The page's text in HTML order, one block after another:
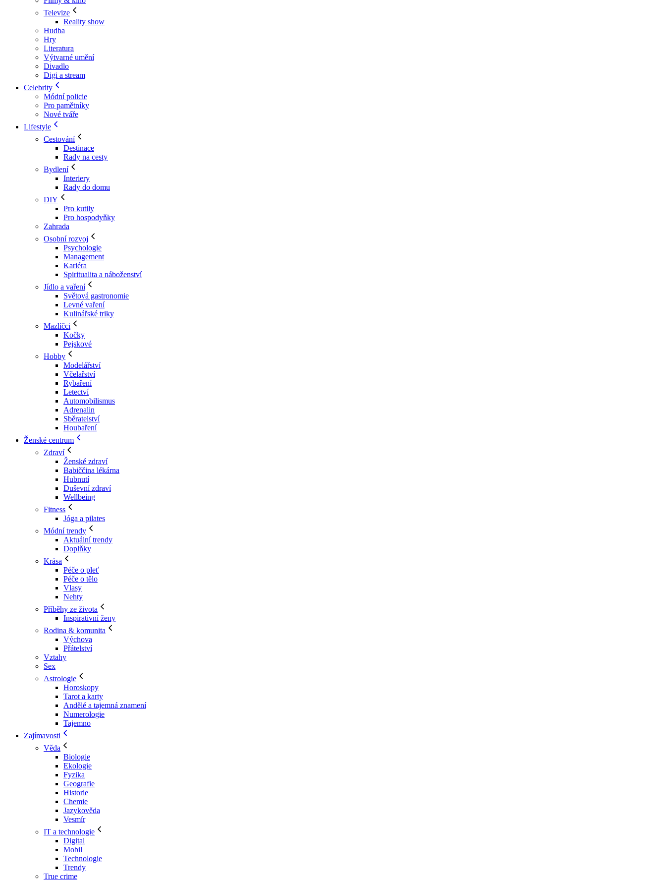
Televize
Reality show
Hudba
Hry
Literatura
Výtvarné umění
Divadlo
Digi a stream
Celebrity
Módní policie
Pro pamětníky
Nové tváře
Lifestyle
Cestování
Destinace
Rady na cesty
Bydlení
Interiery
Rady do domu
DIY
Pro kutily
Pro hospodyňky
Zahrada
Osobní rozvoj
Psychologie
Management
Kariéra
Spiritualita a náboženství
Jídlo a vaření
Světová gastronomie
Levné vaření
Kulinářské triky
Mazlíčci
Kočky
Pejskové
Hobby
Modelářství
Včelařství
Rybaření
Letectví
Automobilismus
Adrenalin
Sběratelství
Houbaření
Ženské centrum
Zdraví
Ženské zdraví
Babiččina lékárna
Hubnutí
Duševní zdraví
Wellbeing
Fitness
Jóga a pilates
Módní trendy
Aktuální trendy
Doplňky
Krása
Péče o pleť
Péče o tělo
Vlasy
Nehty
Příběhy ze života
Inspirativní ženy
Rodina & komunita
Výchova
Přátelství
Vztahy
Sex
Astrologie
Horoskopy
Tarot a karty
Andělé a tajemná znamení
Numerologie
Tajemno
Zajímavosti
Věda
Biologie
Ekologie
Fyzika
Geografie
Historie
Chemie
Jazykověda
Vesmír
IT a technologie
Digital
Mobil
Technologie
Trendy
True crime